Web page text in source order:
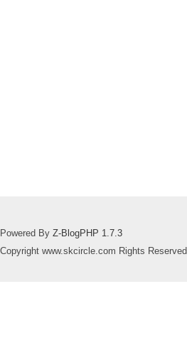
Powered By Z-BlogPHP 1.7.3
Copyright www.skcircle.com Rights